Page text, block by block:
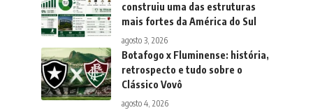
construiu uma das estruturas
mais fortes da América do Sul
agosto 3, 2026
Botafogo x Fluminense: história,
retrospecto e tudo sobre o
Clássico Vovô
agosto 4, 2026